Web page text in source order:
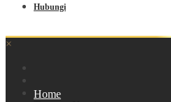
Hubungi
×
Home